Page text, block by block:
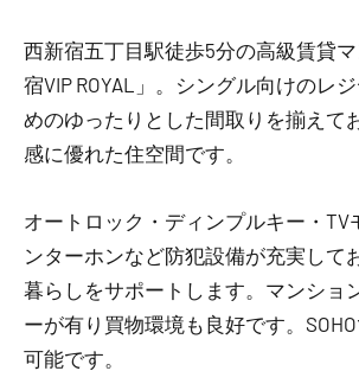
西新宿五丁目駅徒歩5分の高級賃貸
宿VIP ROYAL」。シングル向けのレ
めのゆったりとした間取りを揃えて
感に優れた住空間です。
オートロック・ディンプルキー・TV
ンターホンなど防犯設備が充実して
暮らしをサポートします。マンショ
ーが有り買物環境も良好です。
可能です。